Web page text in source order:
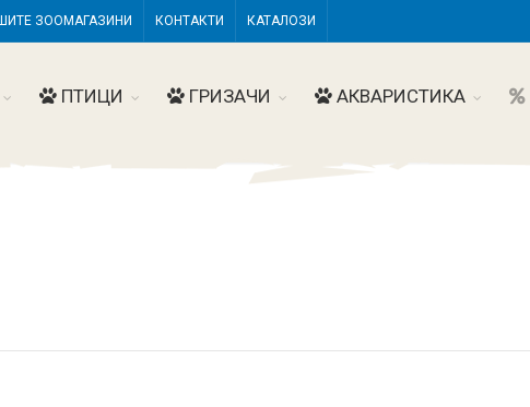
ЗООМАГАЗИНИ КОНТАКТИ КАТАЛОЗИ
ПТИЦИ ГРИЗАЧИ АКВАРИСТИКА